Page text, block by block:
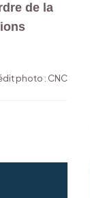
de la
photo : CNC